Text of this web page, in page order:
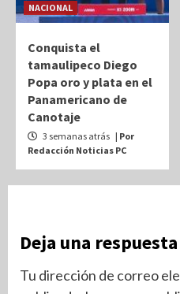
NACIONAL
Conquista el
tamaulipeco Diego
Popa oro y plata en el
Panamericano de
Canotaje
3 semanas atrás | Por
Redacción Noticias PC
Deja una respuesta
Tu dirección de correo